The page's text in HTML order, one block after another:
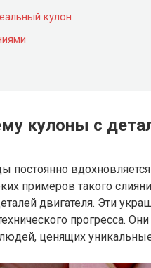
кулон
кулоны с
примеров такого
двигателя. Эти
прогресса.
ценящих